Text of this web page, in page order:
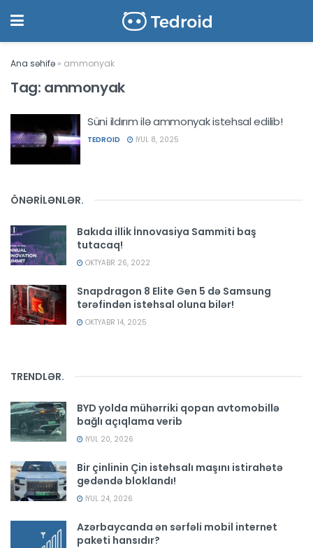
Ana səhifə » ammonyak
Tag: ammonyak
Süni ildırım ilə ammonyak istehsal edilib!
TEDROID İYUL 8, 2025
ÖNƏRİLƏNLƏR.
Bakıda illik İnnovasiya Sammiti baş
tutacaq!
OKTYABR 26, 2022
Snapdragon 8 Elite Gen 5 də Samsung
tərəfindən istehsal oluna bilər!
OKTYABR 14, 2025
TRENDLƏR.
BYD yolda mühərriki qopan avtomobillə
bağlı açıqlama verib
İYUL 20, 2026
Bir çinlinin Çin istehsalı maşını istirahətə
gedəndə bloklandı!
İYUL 24, 2026
Azərbaycanda ən sərfəli mobil internet
paketi hansıdır?